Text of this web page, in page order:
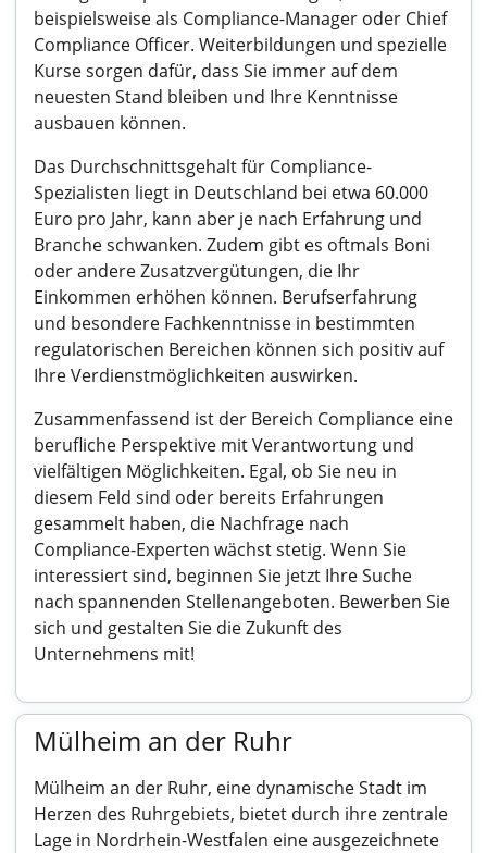
beispielsweise als Compliance-Manager oder Chief
Compliance Officer. Weiterbildungen und spezielle
Kurse sorgen dafür, dass Sie immer auf dem
neuesten Stand bleiben und Ihre Kenntnisse
ausbauen können.
Das Durchschnittsgehalt für Compliance-
Spezialisten liegt in Deutschland bei etwa 60.000
Euro pro Jahr, kann aber je nach Erfahrung und
Branche schwanken. Zudem gibt es oftmals Boni
oder andere Zusatzvergütungen, die Ihr
Einkommen erhöhen können. Berufserfahrung
und besondere Fachkenntnisse in bestimmten
regulatorischen Bereichen können sich positiv auf
Ihre Verdienstmöglichkeiten auswirken.
Zusammenfassend ist der Bereich Compliance eine
berufliche Perspektive mit Verantwortung und
vielfältigen Möglichkeiten. Egal, ob Sie neu in
diesem Feld sind oder bereits Erfahrungen
gesammelt haben, die Nachfrage nach
Compliance-Experten wächst stetig. Wenn Sie
interessiert sind, beginnen Sie jetzt Ihre Suche
nach spannenden Stellenangeboten. Bewerben Sie
sich und gestalten Sie die Zukunft des
Unternehmens mit!
Mülheim an der Ruhr
Mülheim an der Ruhr, eine dynamische Stadt im
Herzen des Ruhrgebiets, bietet durch ihre zentrale
Lage in Nordrhein-Westfalen eine ausgezeichnete